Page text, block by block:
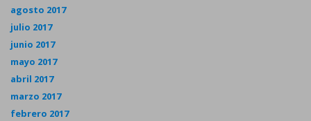
agosto 2017
julio 2017
junio 2017
mayo 2017
abril 2017
marzo 2017
febrero 2017